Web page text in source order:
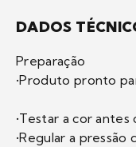
DADOS
Preparação
•Produto pronto
•Testar a cor
•Regular a